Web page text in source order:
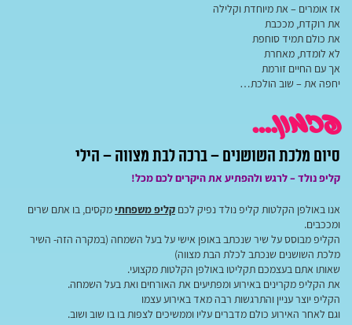
אז אומרים – את מיוחדת וקלילה
את רוקדת, מככבת
את כולם תמיד סוחפת
לא לומדת, מאחרת
אך עם החיים זורמת
יחפה את – שוב הולכת…
פזמון….
סיום מלכת השושנים – ברכה לבת מצווה – הילי
קליפ נולד – לרגש ולהפתיע את היקרים לכם מכל!
אנו באולפן הקלטות קליפ נולד נפיק לכם קליפ משפחתימקסים, בו אתם שרים
ומככבים.
הקליפ מבוסס על שיר שנכתב באופן אישי על בעל השמחה (במקרה הזה- השיר
מלכת השושנים שנכתב לכלת הבת מצווה)
שאותו אתם בעצמכם תקליטו באולפן הקלטות מקצועי.
את הקליפ מקרינים באירוע ומפתיעים את האורחים ואת בעל השמחה.
הקליפ יוצר עניין והתרגשות רבה מאד באירוע עצמו
וגם לאחר האירוע כולם מדברים עליו וממשיכים לצפות בו בו שוב ושוב.